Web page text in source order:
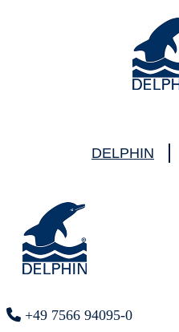
DELPHIN
+49 7566 94095-0